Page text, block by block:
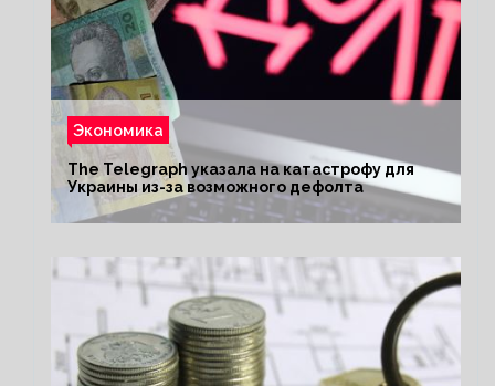
Экономика
The Telegraph указала на катастрофу для
Украины из-за возможного дефолта